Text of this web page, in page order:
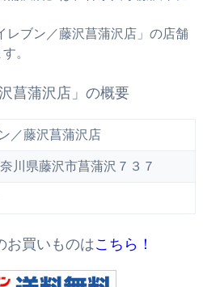
レブン／藤沢菖蒲沢店」の店舗
。
菖蒲沢店」の概要
／藤沢菖蒲沢店
川県藤沢市菖蒲沢７３７
お買いものはこちら！